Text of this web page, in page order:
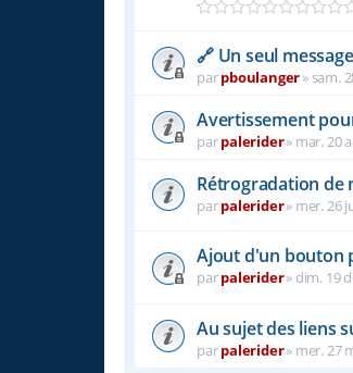
🔗 Un seul
parpboulanger» sam.
Avertissement
parpalerider» mar. 20
Rétrogradation de
parpalerider» mer. 26
Ajout d'un bouton
parpalerider» dim. 19
Au sujet des liens
parpalerider» mer. 27